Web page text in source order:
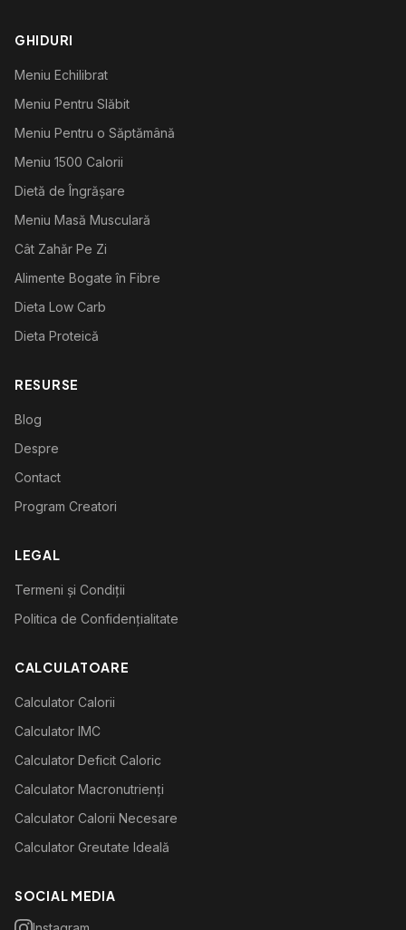
GHIDURI
Meniu Echilibrat
Meniu Pentru Slăbit
Meniu Pentru o Săptămână
Meniu 1500 Calorii
Dietă de Îngrășare
Meniu Masă Musculară
Cât Zahăr Pe Zi
Alimente Bogate în Fibre
Dieta Low Carb
Dieta Proteică
RESURSE
Blog
Despre
Contact
Program Creatori
LEGAL
Termeni și Condiții
Politica de Confidențialitate
CALCULATOARE
Calculator Calorii
Calculator IMC
Calculator Deficit Caloric
Calculator Macronutrienți
Calculator Calorii Necesare
Calculator Greutate Ideală
SOCIAL MEDIA